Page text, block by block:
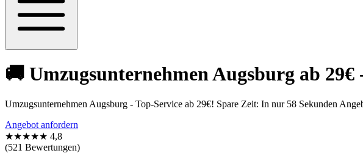
🚚 Umzugsunternehmen Augsburg ab
Umzugsunternehmen Augsburg - Top-Service ab 29€! Spare Zeit: In nur 58 Sekunden
Angebot anfordern
★★★★★ 4,8
(521 Bewertungen)